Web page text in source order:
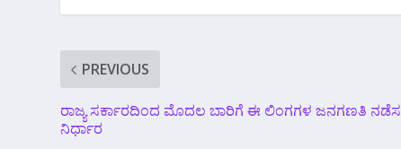
PREVIOUS
ರಾಜ್ಯ ಸರ್ಕಾರದಿಂದ ಮೊದಲ ಬಾರಿಗೆ ಈ ಲಿಂಗಗಳ ಜನಗಣತಿ
ನಿರ್ಧಾರ